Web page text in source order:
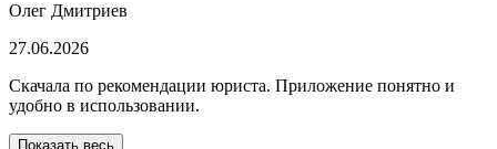
Олег Дмитриев
27.06.2026
Скачала по рекомендации юриста. Приложение понятно и
удобно в использовании.
Показать весь